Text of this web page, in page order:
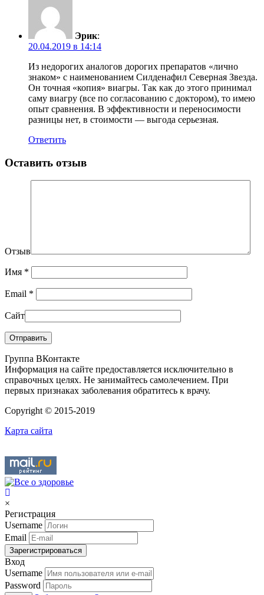
Эрик:
20.04.2019 в 14:14
Из недорогих аналогов дорогих препаратов «лично
знаком» с наименованием Силденафил Северная Звезда.
Он точная «копия» виагры. Так как до этого принимал
саму виагру (все по согласованию с доктором), то имею
опыт сравнения. В эффективности и переносимости
разницы нет, в стоимости — выгода серьезная.
Ответить
Оставить отзыв
Отзыв
Имя *
Email *
Сайт
Группа ВКонтакте
Информация на сайте предоставляется исключительно в
справочных целях. Не занимайтесь самолечением. При
первых признаках заболевания обратитесь к врачу.
Copyright © 2015-2019
Карта сайта
×
Регистрация
Username
Email
Зарегистрироваться
Вход
Username
Password